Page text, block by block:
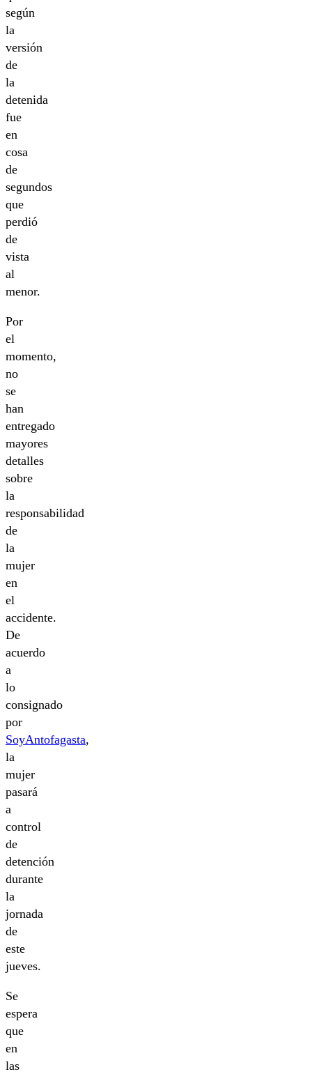
según
la
versión
de
la
detenida
fue
en
cosa
de
segundos
que
perdió
de
vista
al
menor.
Por
el
momento,
no
se
han
entregado
mayores
detalles
sobre
la
responsabilidad
de
la
mujer
en
el
accidente.
De
acuerdo
a
lo
consignado
por
SoyAntofagasta,
la
mujer
pasará
a
control
de
detención
durante
la
jornada
de
este
jueves.
Se
espera
que
en
las